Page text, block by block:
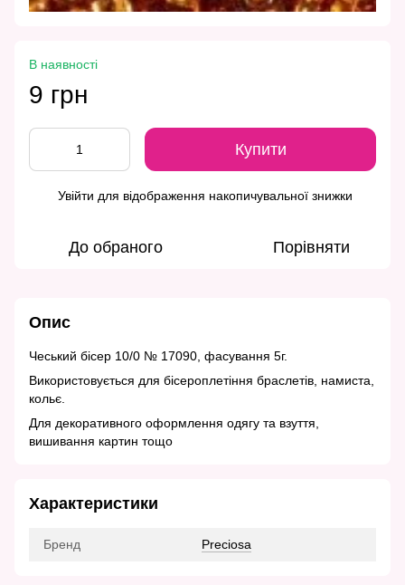
В наявності
9 грн
Купити
Увійти для відображення накопичувальної знижки
До обраного Порівняти
Опис
Чеський бісер 10/0 № 17090, фасування 5г.
Використовується для бісероплетіння браслетів, намиста,
кольє.
Для декоративного оформлення одягу та взуття,
вишивання картин тощо
Характеристики
Бренд Preciosa